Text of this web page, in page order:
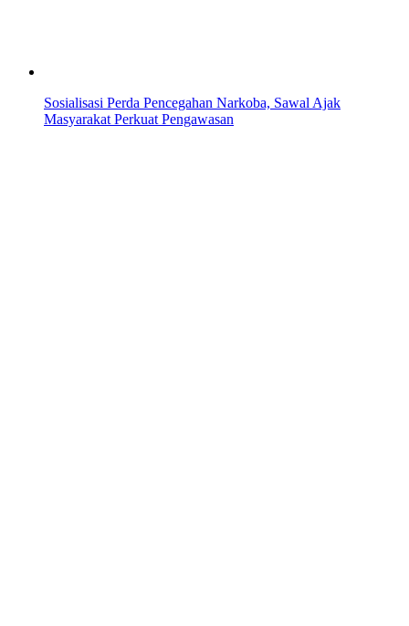
Sosialisasi Perda Pencegahan Narkoba, Sawal Ajak
Masyarakat Perkuat Pengawasan